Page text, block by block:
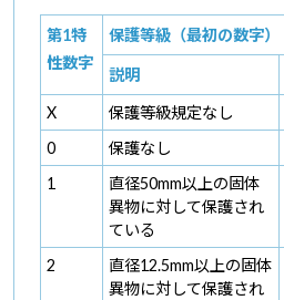
第1特
性数字
保護等級（最初の数字）
説明
X
保護等級規定なし
0
保護なし
1
直径50mm以上の固体
異物に対して保護され
ている
2
直径12.5mm以上の固体
異物に対して保護され